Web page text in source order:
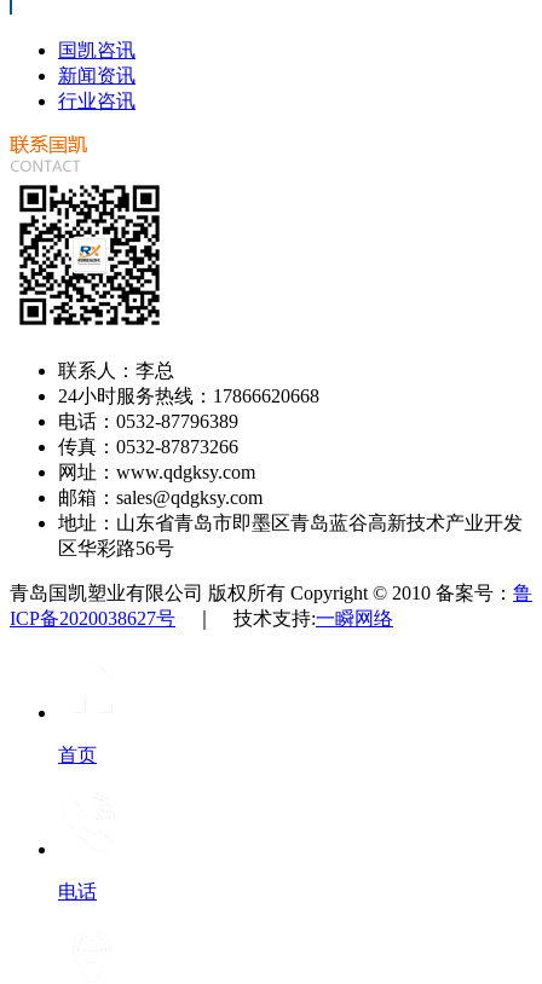
国凯咨讯
新闻资讯
行业咨讯
联系人：李总
24小时服务热线：17866620668
电话：0532-87796389
传真：0532-87873266
网址：www.qdgksy.com
邮箱：sales@qdgksy.com
地址：山东省青岛市即墨区青岛蓝谷高新技术产业开发
区华彩路56号
青岛国凯塑业有限公司 版权所有 Copyright © 2010 备案号： 鲁
ICP备2020038627号 ｜ 技术支持:一瞬网络
首页
电话